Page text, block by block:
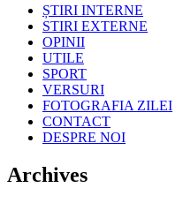
ȘTIRI INTERNE
STIRI EXTERNE
OPINII
UTILE
SPORT
VERSURI
FOTOGRAFIA ZILEI
CONTACT
DESPRE NOI
Archives